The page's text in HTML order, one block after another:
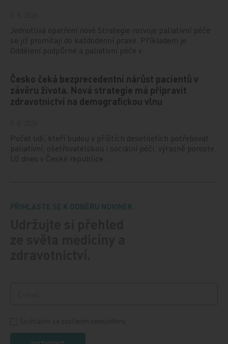
Jednotlivá opatření nové Strategie rozvoje paliativní péče
se již promítají do každodenní praxe. Příkladem je
Oddělení podpůrné a paliativní péče v…
Česko čeká bezprecedentní nárůst pacientů v
závěru života. Nová strategie má připravit
zdravotnictví na demografickou vlnu
Počet lidí, kteří budou v příštích desetiletích potřebovat
paliativní, ošetřovatelskou i sociální péči, výrazně poroste.
Už dnes v České republice…
PŘIHLASTE SE K ODBĚRU NOVINEK.